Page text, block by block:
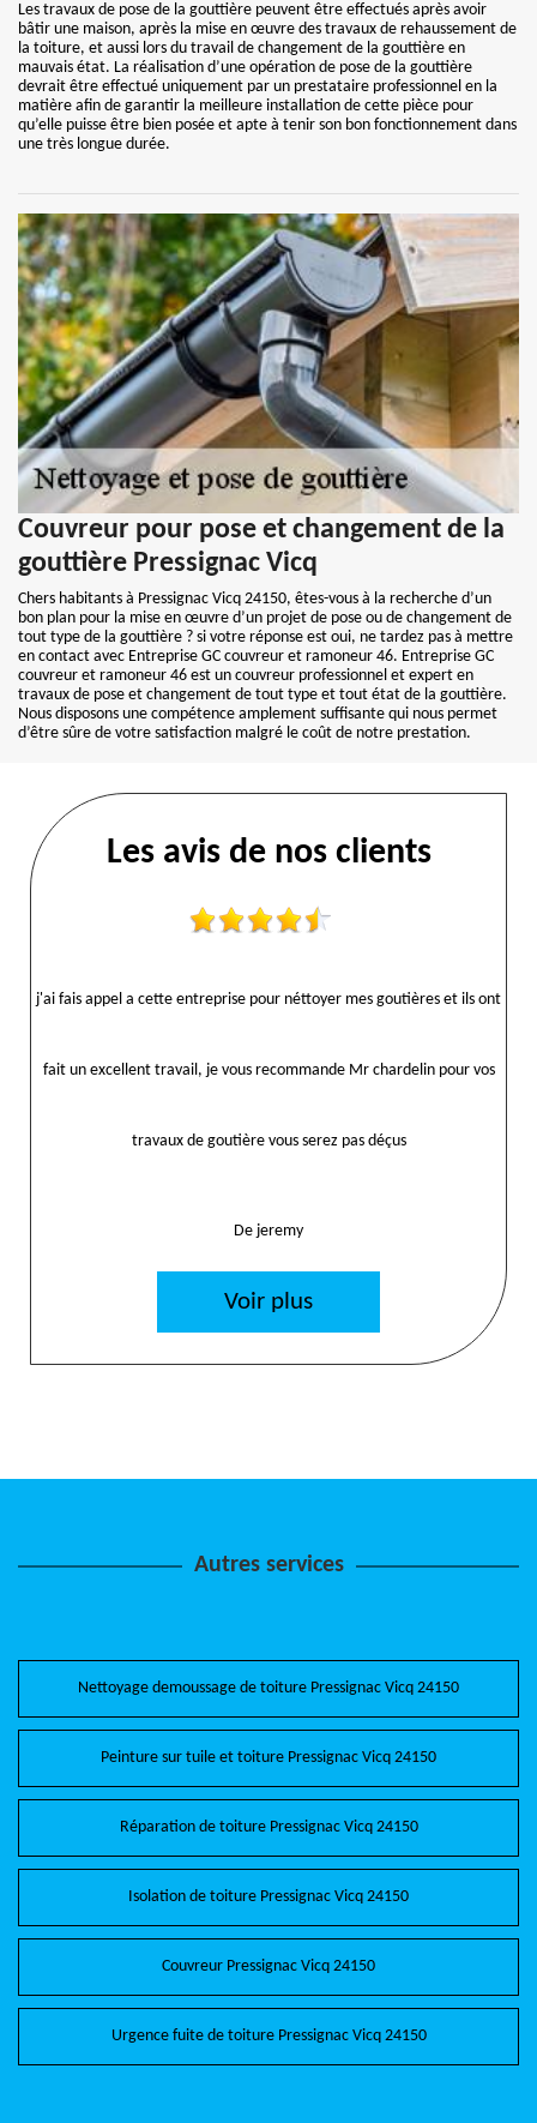
Les travaux de pose de la gouttière peuvent être effectués après avoir
bâtir une maison, après la mise en œuvre des travaux de rehaussement de
la toiture, et aussi lors du travail de changement de la gouttière en
mauvais état. La réalisation d’une opération de pose de la gouttière
devrait être effectué uniquement par un prestataire professionnel en la
matière afin de garantir la meilleure installation de cette pièce pour
qu’elle puisse être bien posée et apte à tenir son bon fonctionnement dans
une très longue durée.
Couvreur pour pose et changement de la
gouttière Pressignac Vicq
Chers habitants à Pressignac Vicq 24150, êtes-vous à la recherche d’un
bon plan pour la mise en œuvre d’un projet de pose ou de changement de
tout type de la gouttière ? si votre réponse est oui, ne tardez pas à mettre
en contact avec Entreprise GC couvreur et ramoneur 46. Entreprise GC
couvreur et ramoneur 46 est un couvreur professionnel et expert en
travaux de pose et changement de tout type et tout état de la gouttière.
Nous disposons une compétence amplement suffisante qui nous permet
d’être sûre de votre satisfaction malgré le coût de notre prestation.
Les avis de nos clients
j'ai fais appel a cette entreprise pour néttoyer mes goutières et ils ont
fait un excellent travail, je vous recommande Mr chardelin pour vos
travaux de goutière vous serez pas déçus
De jeremy
Voir plus
Autres services
Nettoyage demoussage de toiture Pressignac Vicq 24150
Peinture sur tuile et toiture Pressignac Vicq 24150
Réparation de toiture Pressignac Vicq 24150
Isolation de toiture Pressignac Vicq 24150
Couvreur Pressignac Vicq 24150
Urgence fuite de toiture Pressignac Vicq 24150